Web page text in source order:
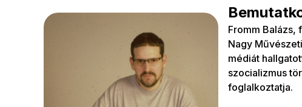
Fromm Balázs,
Nagy
médiát
szocializmus
foglalkoztatja.